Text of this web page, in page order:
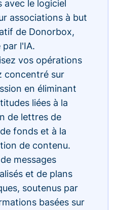
avec le logiciel
associations à but
de Donorbox,
par l'IA.
vos opérations
concentré sur
en éliminant
liées à la
de lettres de
fonds et à la
de contenu.
messages
et de plans
soutenus par
basées sur